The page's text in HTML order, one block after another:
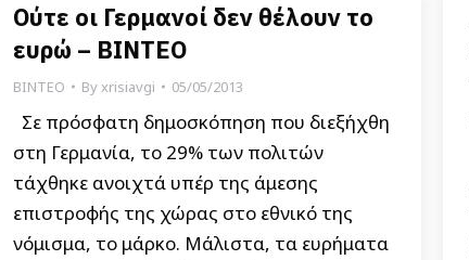
Ούτε οι Γερμανοί δεν θέλουν το
ευρώ – ΒΙΝΤΕΟ
ΒΙΝΤΕΟ Byxrisiavgi 05/05/2013
Σε πρόσφατη δημοσκόπηση που διεξήχθη
στη Γερμανία, το 29% των πολιτών
τάχθηκε ανοιχτά υπέρ της άμεσης
επιστροφής της χώρας στο εθνικό της
νόμισμα, το μάρκο. Μάλιστα, τα ευρήματα